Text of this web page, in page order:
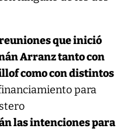
que inició
Arranz tanto con
como con distintos
para
las intenciones para